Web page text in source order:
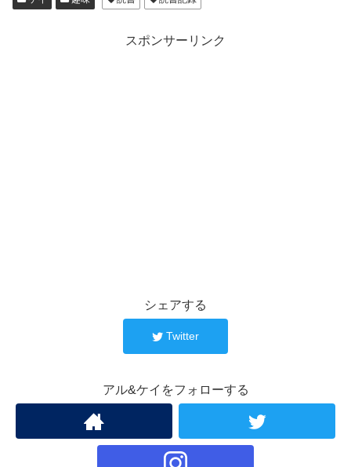
スポンサーリンク
シェアする
Twitter
アル&ケイをフォローする